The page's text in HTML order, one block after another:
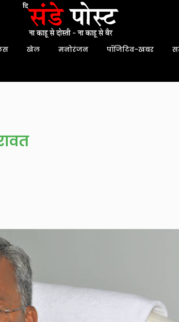
खेल मनोरंजन पॉजिटिव-खबर